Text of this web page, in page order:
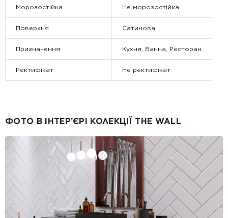
Морозостійка Не морозостійка
Поверхня Сатинова
Призначення Кухня, Ванна, Ресторан
Ректифікат Не ректифікат
ФОТО В ІНТЕР’ЄРІ КОЛЕКЦІЇ THE WALL